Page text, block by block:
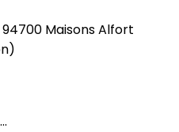
94700 Maisons Alfort